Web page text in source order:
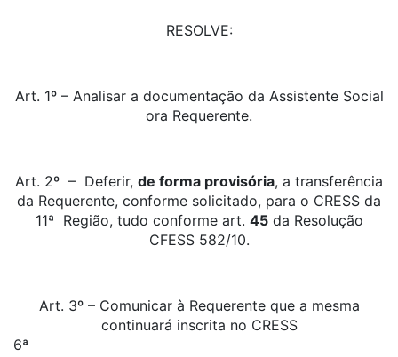
RESOLVE:
Art. 1º – Analisar a documentação da Assistente Social
ora Requerente.
Art. 2º – Deferir, de forma provisória, a transferência
da Requerente, conforme solicitado, para o CRESS da
11ª Região, tudo conforme art. 45da Resolução
CFESS 582/10.
Art. 3º – Comunicar à Requerente que a mesma
continuará inscrita no CRESS